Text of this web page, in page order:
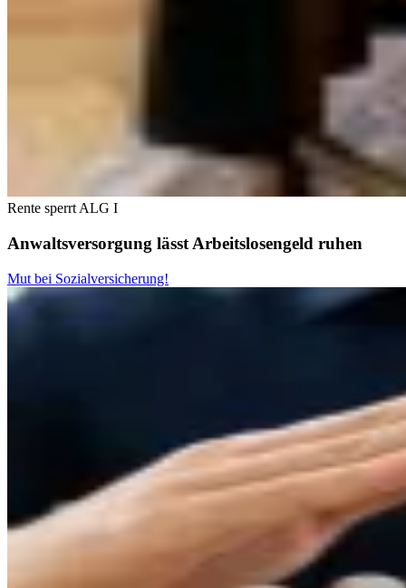
Rente sperrt ALG I
Anwaltsversorgung lässt Arbeitslosengeld ruhen
Mut bei Sozialversicherung!